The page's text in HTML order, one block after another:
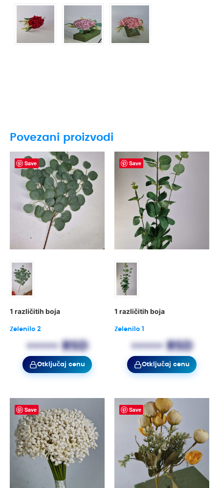
Povezani proizvodi
Save
1 različitih boja
Zelenilo 2
••••• RSD
Otključaj cenu
Save
1 različitih boja
Zelenilo 1
••••• RSD
Otključaj cenu
Save Save